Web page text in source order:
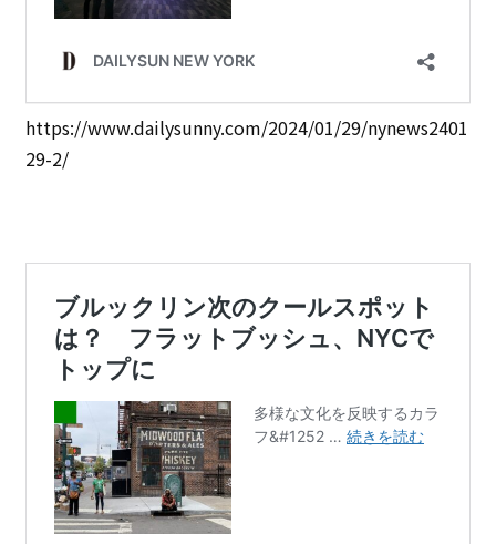
https://www.dailysunny.com/2024/01/29/nynews2401
29-2/